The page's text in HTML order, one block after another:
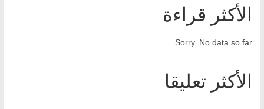
الأكثر قراءة
Sorry. No data so far.
الأكثر تعليقا